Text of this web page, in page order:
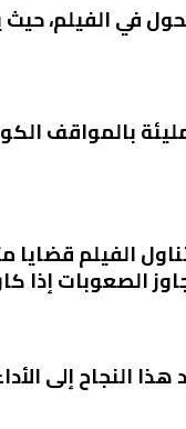
في الفيلم، حيث
بالمواقف
الفيلم قضايا
الصعوبات إذا كان
النجاح إلى